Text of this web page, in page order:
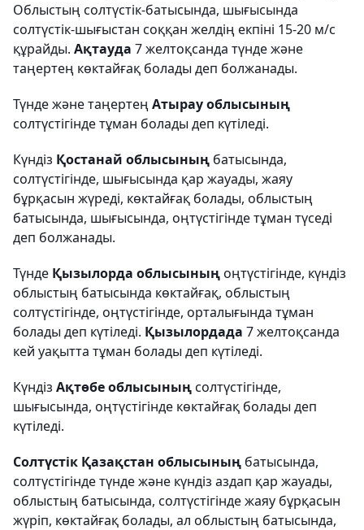
Облыстың солтүстік-батысында, шығысында
солтүстік-шығыстан соққан желдің екпіні 15-20 м/с
құрайды. Ақтауда 7 желтоқсанда түнде және
таңертең көктайғақ болады деп болжанады.
Түнде және таңертең Атырау облысының
солтүстігінде тұман болады деп күтіледі.
Күндіз Қостанай облысының батысында,
солтүстігінде, шығысында қар жауады, жаяу
бұрқасын жүреді, көктайғақ болады, облыстың
батысында, шығысында, оңтүстігінде тұман түседі
деп болжанады.
Түнде Қызылорда облысыныңоңтүстігінде, күндіз
облыстың батысында көктайғақ, облыстың
солтүстігінде, оңтүстігінде, орталығында тұман
болады деп күтіледі. Қызылордада 7 желтоқсанда
кей уақытта тұман болады деп күтіледі.
Күндіз Ақтөбе облысыныңсолтүстігінде,
шығысында, оңтүстігінде көктайғақ болады деп
күтіледі.
Солтүстік Қазақстан облысының батысында,
солтүстігінде түнде және күндіз аздап қар жауады,
облыстың батысында, солтүстігінде жаяу бұрқасын
жүріп, көктайғақ болады, ал облыстың батысында,